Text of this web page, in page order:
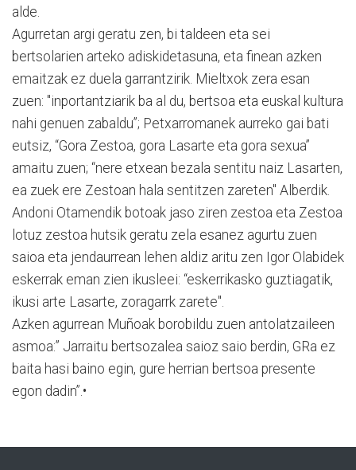
alde.
Agurretan argi geratu zen, bi taldeen eta sei
bertsolarien arteko adiskidetasuna, eta finean azken
emaitzak ez duela garrantzirik. Mieltxok zera esan
zuen: "inportantziarik ba al du, bertsoa eta euskal kultura
nahi genuen zabaldu”; Petxarromanek aurreko gai bati
eutsiz, “Gora Zestoa, gora Lasarte eta gora sexua”
amaitu zuen; “nere etxean bezala sentitu naiz Lasarten,
ea zuek ere Zestoan hala sentitzen zareten" Alberdik.
Andoni Otamendik botoak jaso ziren zestoa eta Zestoa
lotuz zestoa hutsik geratu zela esanez agurtu zuen
saioa eta jendaurrean lehen aldiz aritu zen Igor Olabidek
eskerrak eman zien ikusleei: “eskerrikasko guztiagatik,
ikusi arte Lasarte, zoragarrk zarete".
Azken agurrean Muñoak borobildu zuen antolatzaileen
asmoa:” Jarraitu bertsozalea saioz saio berdin, GRa ez
baita hasi baino egin, gure herrian bertsoa presente
egon dadin”.•